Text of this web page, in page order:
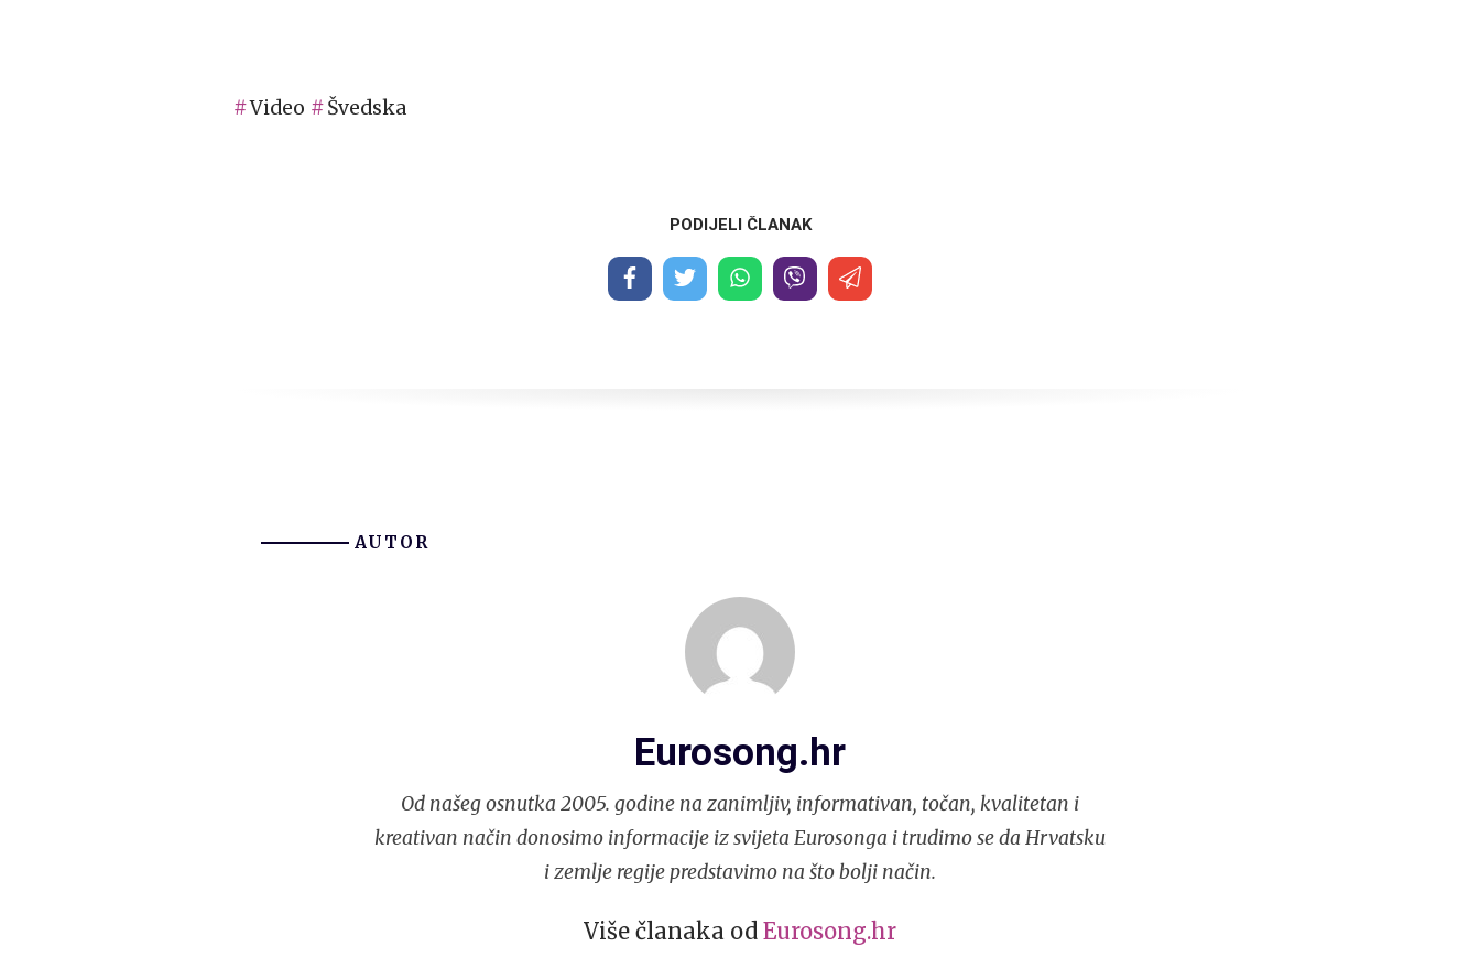
Video Švedska
PODIJELI ČLANAK
AUTOR
Eurosong.hr
Od našeg osnutka 2005. godine na zanimljiv, informativan, točan, kvalitetan i
kreativan način donosimo informacije iz svijeta Eurosonga i trudimo se da Hrvatsku
i zemlje regije predstavimo na što bolji način.
Više članaka od Eurosong.hr